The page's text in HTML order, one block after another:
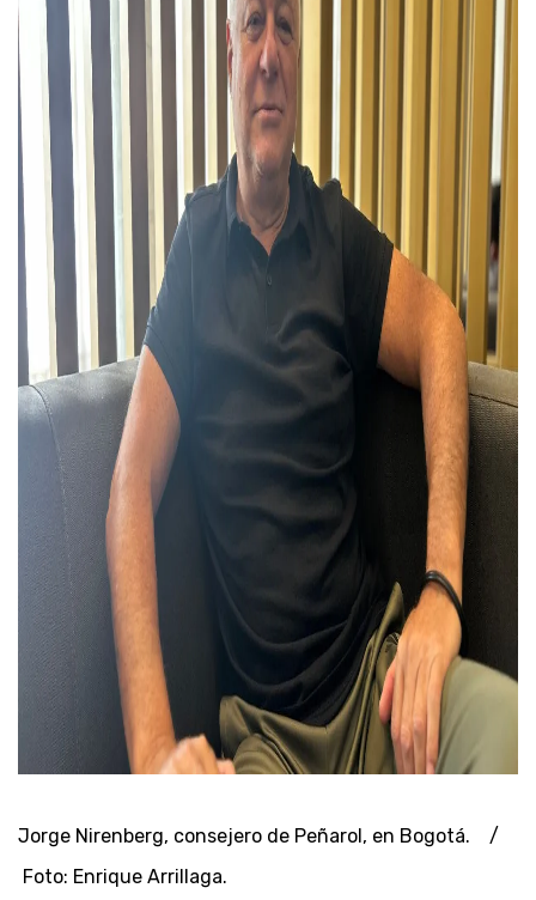
Jorge Nirenberg, consejero de Peñarol, en Bogotá. /
Foto: Enrique Arrillaga.